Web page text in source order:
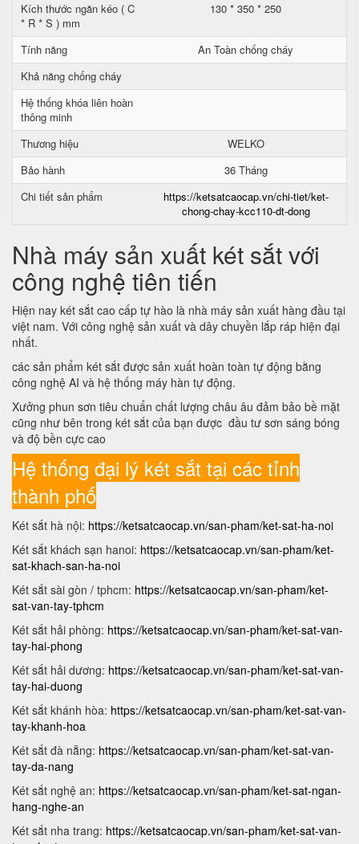
Kích thước ngăn kéo ( C
* R * S ) mm
130 * 350 * 250
Tính năng
An Toàn chống cháy
Khả năng chống cháy
Hệ thống khóa liên hoàn
thông minh
Thương hiệu
WELKO
Bảo hành
36 Tháng
Chi tiết sản phẩm
https://ketsatcaocap.vn/chi-tiet/ket-
chong-chay-kcc110-dt-dong
Nhà máy sản xuất két sắt với
công nghệ tiên tiến
Hiện nay két sắt cao cấp tự hào là nhà máy sản xuất hàng đầu tại
việt nam. Với công nghệ sản xuất và dây chuyền lắp ráp hiện đại
nhất.
các sản phẩm két sắt được sản xuất hoàn toàn tự động bằng
công nghệ AI và hệ thống máy hàn tự động.
Xưởng phun sơn tiêu chuẩn chất lượng châu âu đảm bảo bề mặt
cũng như bên trong két sắt của bạn được đầu tư sơn sáng bóng
và độ bền cực cao
Hệ thống đại lý két sắt tại các tỉnh
thành phố
Két sắt hà nội: https://ketsatcaocap.vn/san-pham/ket-sat-ha-noi
Két sắt khách sạn hanoi: https://ketsatcaocap.vn/san-pham/ket-
sat-khach-san-ha-noi
Két sắt sài gòn / tphcm: https://ketsatcaocap.vn/san-pham/ket-
sat-van-tay-tphcm
Két sắt hải phòng: https://ketsatcaocap.vn/san-pham/ket-sat-van-
tay-hai-phong
Két sắt hải dương: https://ketsatcaocap.vn/san-pham/ket-sat-van-
tay-hai-duong
Két sắt khánh hòa: https://ketsatcaocap.vn/san-pham/ket-sat-van-
tay-khanh-hoa
Két sắt đà nẵng: https://ketsatcaocap.vn/san-pham/ket-sat-van-
tay-da-nang
Két sắt nghệ an: https://ketsatcaocap.vn/san-pham/ket-sat-ngan-
hang-nghe-an
Két sắt nha trang: https://ketsatcaocap.vn/san-pham/ket-sat-van-